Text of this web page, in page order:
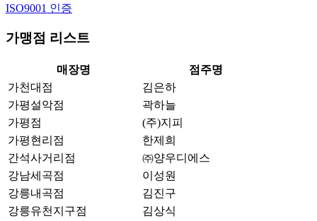
ISO9001 인증
가맹점 리스트
매장명
점주명
가천대점
김은하
가평설악점
곽하늘
가평점
(주)지피
가평현리점
한제희
간석사거리점
㈜양우디에스
강남세곡점
이성원
강릉내곡점
김진구
강릉유천지구점
김상식